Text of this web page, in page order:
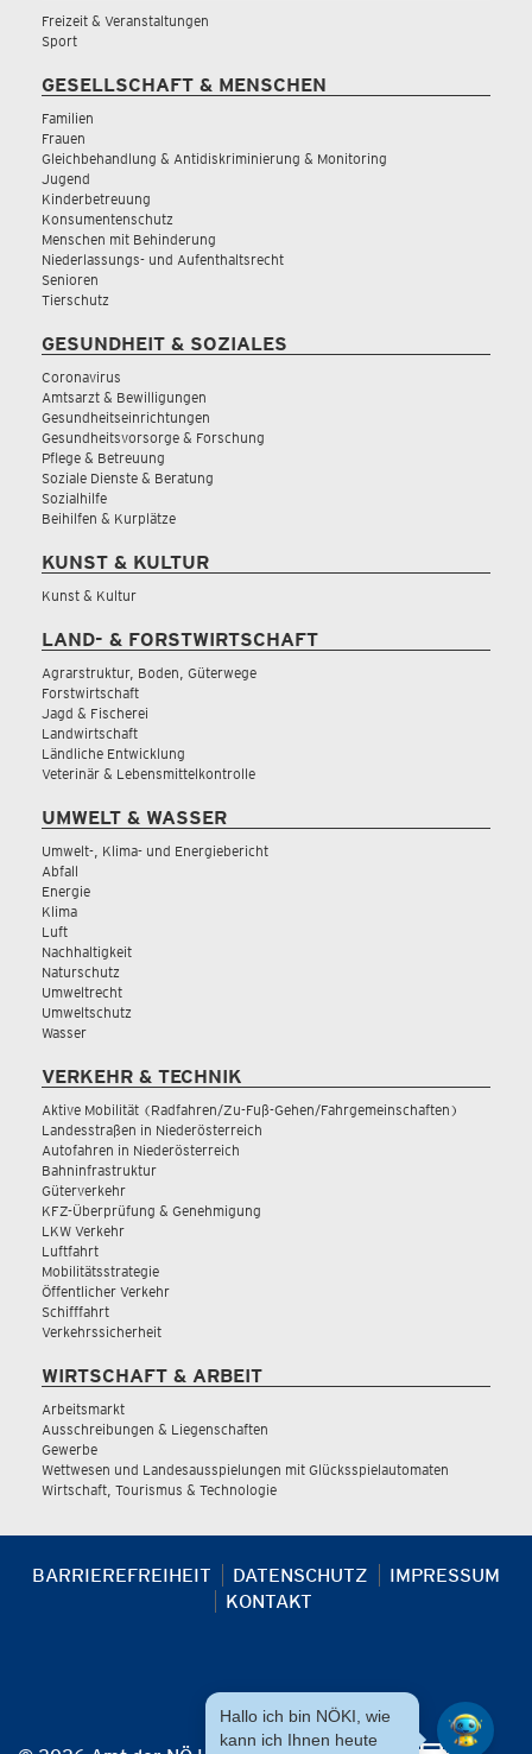
Freizeit & Veranstaltungen
Sport
GESELLSCHAFT & MENSCHEN
Familien
Frauen
Gleichbehandlung & Antidiskriminierung & Monitoring
Jugend
Kinderbetreuung
Konsumentenschutz
Menschen mit Behinderung
Niederlassungs- und Aufenthaltsrecht
Senioren
Tierschutz
GESUNDHEIT & SOZIALES
Coronavirus
Amtsarzt & Bewilligungen
Gesundheitseinrichtungen
Gesundheitsvorsorge & Forschung
Pflege & Betreuung
Soziale Dienste & Beratung
Sozialhilfe
Beihilfen & Kurplätze
KUNST & KULTUR
Kunst & Kultur
LAND- & FORSTWIRTSCHAFT
Agrarstruktur, Boden, Güterwege
Forstwirtschaft
Jagd & Fischerei
Landwirtschaft
Ländliche Entwicklung
Veterinär & Lebensmittelkontrolle
UMWELT & WASSER
Umwelt-, Klima- und Energiebericht
Abfall
Energie
Klima
Luft
Nachhaltigkeit
Naturschutz
Umweltrecht
Umweltschutz
Wasser
VERKEHR & TECHNIK
Aktive Mobilität (Radfahren/Zu-Fuß-Gehen/Fahrgemeinschaften)
Landesstraßen in Niederösterreich
Autofahren in Niederösterreich
Bahninfrastruktur
Güterverkehr
KFZ-Überprüfung & Genehmigung
LKW Verkehr
Luftfahrt
Mobilitätsstrategie
Öffentlicher Verkehr
Schifffahrt
Verkehrssicherheit
WIRTSCHAFT & ARBEIT
Arbeitsmarkt
Ausschreibungen & Liegenschaften
Gewerbe
Wettwesen und Landesausspielungen mit Glücksspielautomaten
Wirtschaft, Tourismus & Technologie
BARRIEREFREIHEIT DATENSCHUTZ
IMPRESSUM
KONTAKT
Hallo ich bin NÖKI, wie
kann ich Ihnen heute